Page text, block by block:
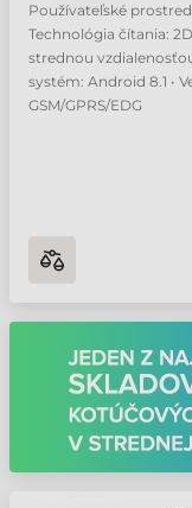
Používateľské
Technológia čítania:
strednou
systém: Android 8.1 •
GSM/GPRS/EDG